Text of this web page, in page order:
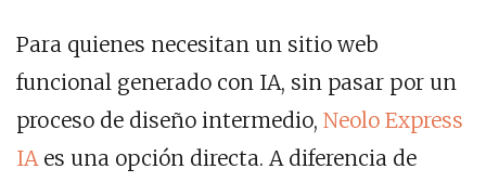
Para quienes necesitan un sitio web
funcional generado con IA, sin pasar por un
proceso de diseño intermedio, Neolo Express
IAes una opción directa. A diferencia de